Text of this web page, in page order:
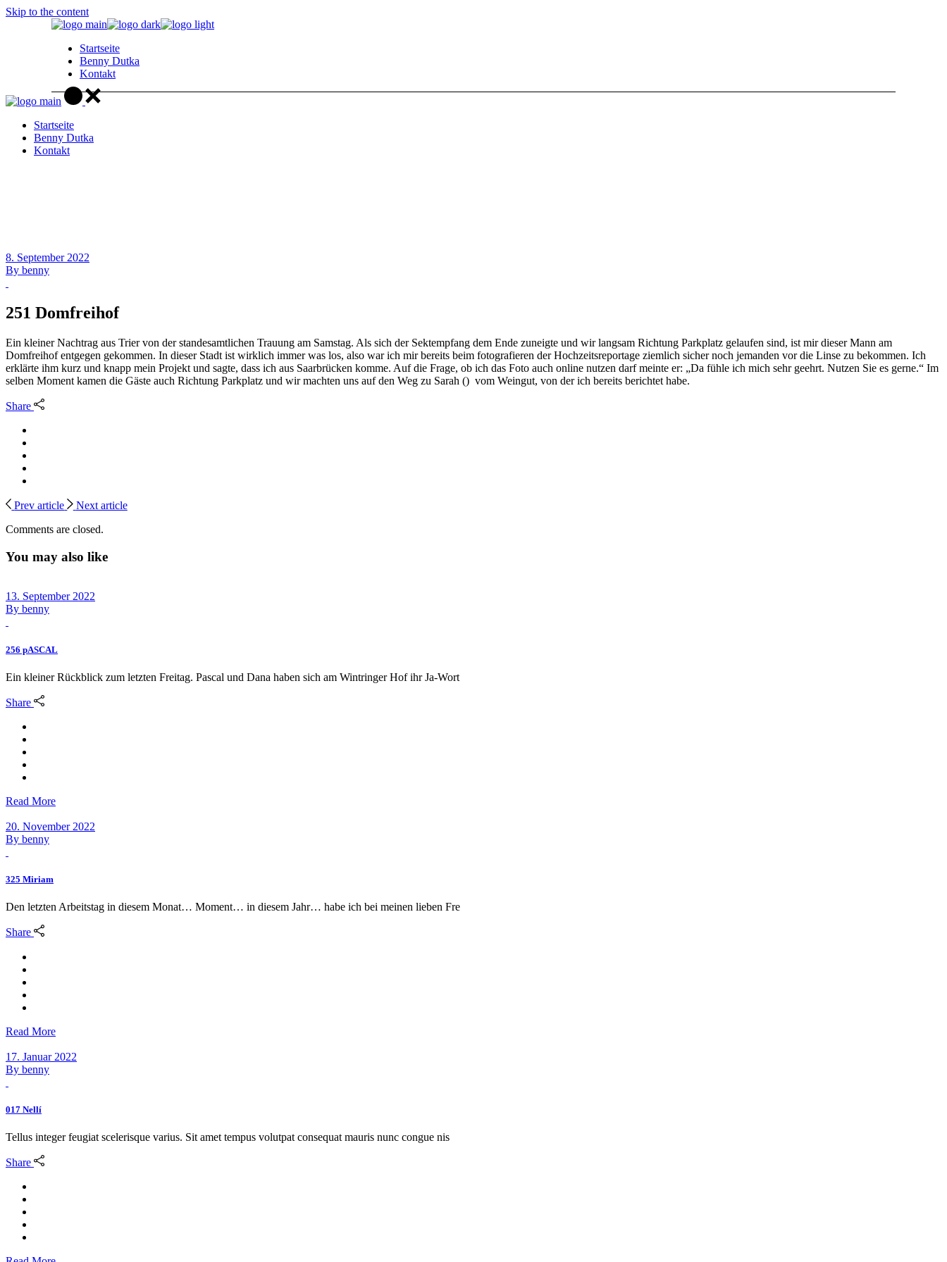
Skip to the content
Startseite
Benny Dutka
Kontakt
Startseite
Benny Dutka
Kontakt
8. September 2022
By benny
251 Domfreihof
Ein kleiner Nachtrag aus Trier von der standesamtlichen Trauung am Samstag. Als sich der Sektempfang dem Ende zuneigte und wir langsam Richtung Parkplatz gelaufen sind, ist mir dieser Mann am
Domfreihof entgegen gekommen. In dieser Stadt ist wirklich immer was los, also war ich mir bereits beim fotografieren der Hochzeitsreportage ziemlich sicher noch jemanden vor die Linse zu bekommen. Ich
erklärte ihm kurz und knapp mein Projekt und sagte, dass ich aus Saarbrücken komme. Auf die Frage, ob ich das Foto auch online nutzen darf meinte er: „Da fühle ich mich sehr geehrt. Nutzen Sie es gerne.“ Im
selben Moment kamen die Gäste auch Richtung Parkplatz und wir machten uns auf den Weg zu Sarah () vom Weingut, von der ich bereits berichtet habe.
Share
Prev article
Next article
Comments are closed.
You may also like
13. September 2022
By benny
256 pASCAL
Ein kleiner Rückblick zum letzten Freitag. Pascal und Dana haben sich am Wintringer Hof ihr Ja-Wort
Share
Read More
20. November 2022
By benny
325 Miriam
Den letzten Arbeitstag in diesem Monat… Moment… in diesem Jahr… habe ich bei meinen lieben Fre
Share
Read More
17. Januar 2022
By benny
017 Nellí
Tellus integer feugiat scelerisque varius. Sit amet tempus volutpat consequat mauris nunc congue nis
Share